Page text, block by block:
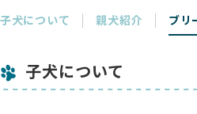
子犬について 親犬紹介 ブリ
子犬について